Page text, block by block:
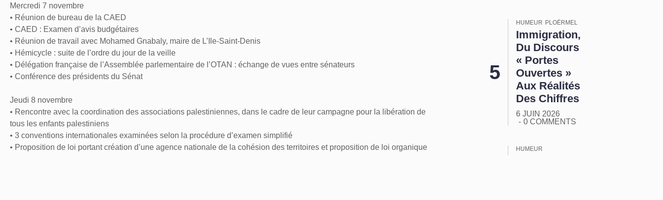
Mercredi 7 novembre
• Réunion de bureau de la CAED
• CAED : Examen d’avis budgétaires
• Réunion de travail avec Mohamed Gnabaly, maire de L’Ile-Saint-Denis
• Hémicycle : suite de l’ordre du jour de la veille
• Délégation française de l’Assemblée parlementaire de l’OTAN : échange de vues entre sénateurs
• Conférence des présidents du Sénat
Jeudi 8 novembre
• Rencontre avec la coordination des associations palestiniennes, dans le cadre de leur campagne pour la libération de
tous les enfants palestiniens
• 3 conventions internationales examinées selon la procédure d’examen simplifié
• Proposition de loi portant création d’une agence nationale de la cohésion des territoires et proposition de loi organique
HUMEUR PLOËRMEL
Immigration,
Du Discours
« Portes
Ouvertes »
Aux Réalités
Des Chiffres
6 JUIN 2026
0 COMMENTS
HUMEUR